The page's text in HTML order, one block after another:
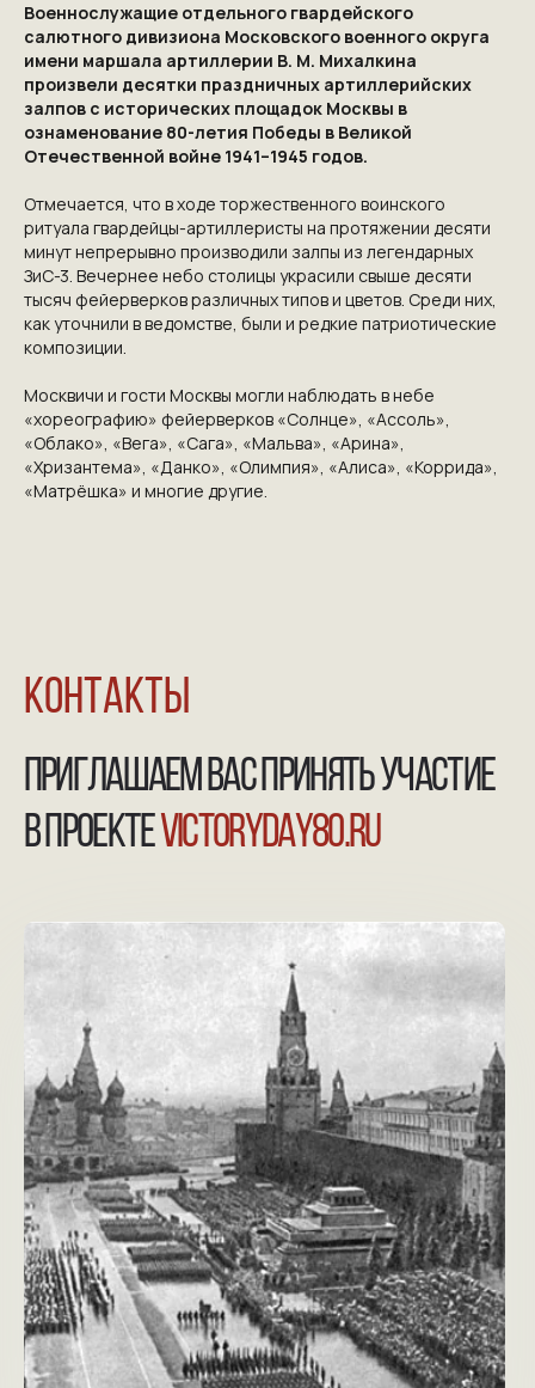
Военнослужащие отдельного гвардейского
салютного дивизиона Московского военного округа
имени маршала артиллерии В. М. Михалкина
произвели десятки праздничных артиллерийских
залпов с исторических площадок Москвы в
ознаменование 80-летия Победы в Великой
Отечественной войне 1941–1945 годов.
Отмечается, что в ходе торжественного воинского
ритуала гвардейцы-артиллеристы на протяжении десяти
минут непрерывно производили залпы из легендарных
ЗиС-3. Вечернее небо столицы украсили свыше десяти
тысяч фейерверков различных типов и цветов. Среди них,
как уточнили в ведомстве, были и редкие патриотические
композиции.
Москвичи и гости Москвы могли наблюдать в небе
«хореографию» фейерверков «Солнце», «Ассоль»,
«Облако», «Вега», «Сага», «Мальва», «Арина»,
«Хризантема», «Данко», «Олимпия», «Алиса», «Коррида»,
«Матрёшка» и многие другие.
КОНТАКТЫ
В ПРОЕКТЕVICTORYDAY80.RU
+7 (925) 007-33-07